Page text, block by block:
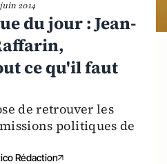
2014
du jour : Jean-
ce qu'il faut
de retrouver les
politiques de
Rédaction